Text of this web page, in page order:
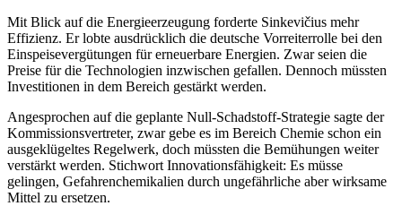
Mit Blick auf die Energieerzeugung forderte Sinkevičius mehr
Effizienz. Er lobte ausdrücklich die deutsche Vorreiterrolle bei den
Einspeisevergütungen für erneuerbare Energien. Zwar seien die
Preise für die Technologien inzwischen gefallen. Dennoch müssten
Investitionen in dem Bereich gestärkt werden.
Angesprochen auf die geplante Null-Schadstoff-Strategie sagte der
Kommissionsvertreter, zwar gebe es im Bereich Chemie schon ein
ausgeklügeltes Regelwerk, doch müssten die Bemühungen weiter
verstärkt werden. Stichwort Innovationsfähigkeit: Es müsse
gelingen, Gefahrenchemikalien durch ungefährliche aber wirksame
Mittel zu ersetzen.